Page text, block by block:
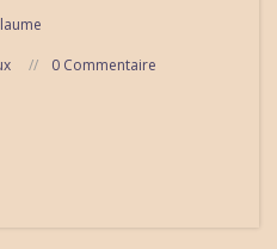
0 Commentaire